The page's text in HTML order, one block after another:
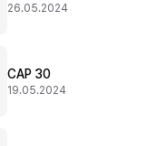
26.05.2024
CAP 30
19.05.2024